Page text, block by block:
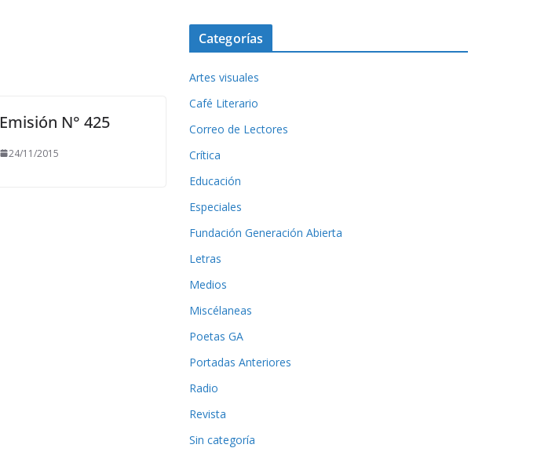
Emisión N° 425
24/11/2015
Categorías
Artes visuales
Café Literario
Correo de Lectores
Crítica
Educación
Especiales
Fundación Generación Abierta
Letras
Medios
Miscélaneas
Poetas GA
Portadas Anteriores
Radio
Revista
Sin categoría